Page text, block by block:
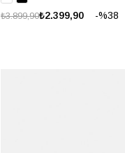
%38
₺2.399,90
₺3.899,90